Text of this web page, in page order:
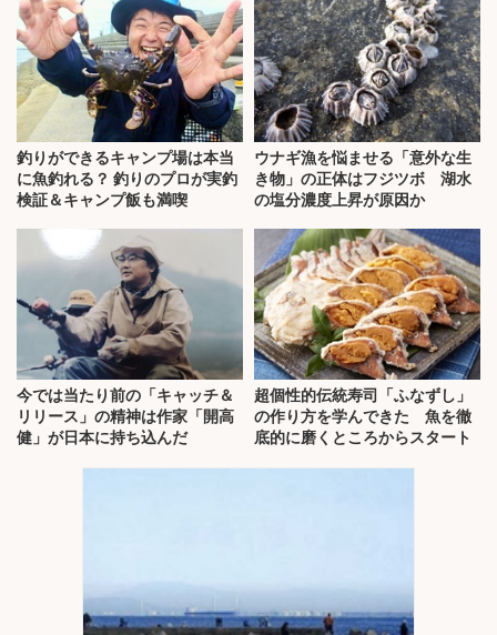
釣りができるキャンプ場は本当
に魚釣れる？ 釣りのプロが実釣
検証＆キャンプ飯も満喫
ウナギ漁を悩ませる「意外な生
き物」の正体はフジツボ 湖水
の塩分濃度上昇が原因か
今では当たり前の「キャッチ＆
リリース」の精神は作家「開高
健」が日本に持ち込んだ
超個性的伝統寿司「ふなずし」
の作り方を学んできた 魚を徹
底的に磨くところからスタート